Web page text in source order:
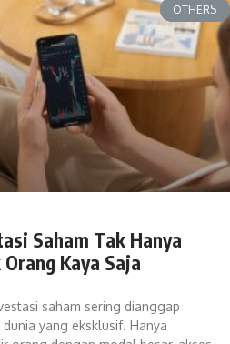
OTHERS
Saham Tak Hanya
Kaya Saja
saham sering dianggap
dunia yang eksklusif. Hanya